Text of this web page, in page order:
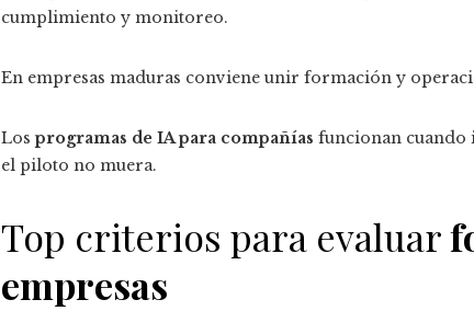
cumplimiento y monitoreo.
En empresas maduras conviene unir formación y
Losprogramas de IA para compañías funcionan cuando
el piloto no muera.
Top criterios para evaluar
empresas